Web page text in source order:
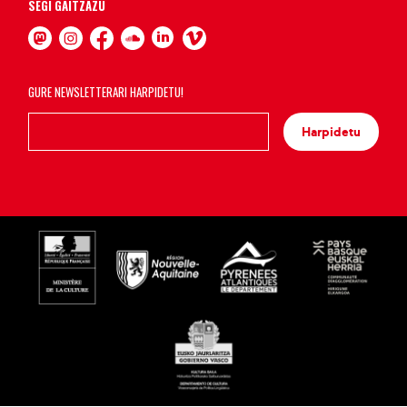
SEGI GAITZAZU
GURE NEWSLETTERARI HARPIDETU!
Harpidetu